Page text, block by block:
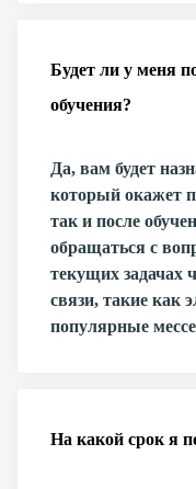
Будет ли у меня
обучения?
Да, вам будет
который окажет
так и после
обращаться с
текущих задачах
связи, такие как
популярные
На какой срок я